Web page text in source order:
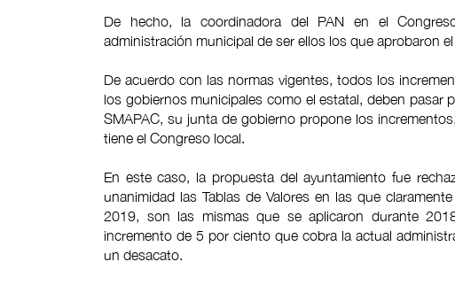
De hecho, la coordinadora del PAN en el
administración municipal de ser ellos los que aprobaron
De acuerdo con las normas vigentes, todos los
los gobiernos municipales como el estatal, deben pasar
SMAPAC, su junta de gobierno propone los
tiene el Congreso local.
En este caso, la propuesta del ayuntamiento fue
unanimidad las Tablas de Valores en las que
2019, son las mismas que se aplicaron durante
incremento de 5 por ciento que cobra la actual
un desacato.